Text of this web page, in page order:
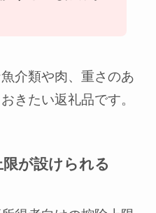
介類や肉、重さのあ
きたい返礼品です。
が設けられる